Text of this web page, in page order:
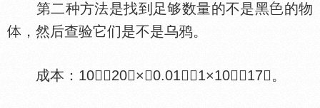
第二种方法是找到足够数量的不是黑
的物
，然后查验它们是不是乌鸦。
成本：1020×＄0.01＝＄1×1017。